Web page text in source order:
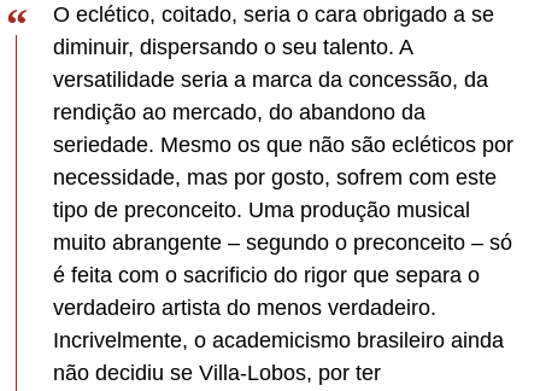
O eclético, coitado, seria o cara obrigado a se
diminuir, dispersando o seu talento. A
versatilidade seria a marca da concessão, da
rendição ao mercado, do abandono da
seriedade. Mesmo os que não são ecléticos por
necessidade, mas por gosto, sofrem com este
tipo de preconceito. Uma produção musical
muito abrangente – segundo o preconceito – só
é feita com o sacrificio do rigor que separa o
verdadeiro artista do menos verdadeiro.
Incrivelmente, o academicismo brasileiro ainda
não decidiu se Villa-Lobos, por ter